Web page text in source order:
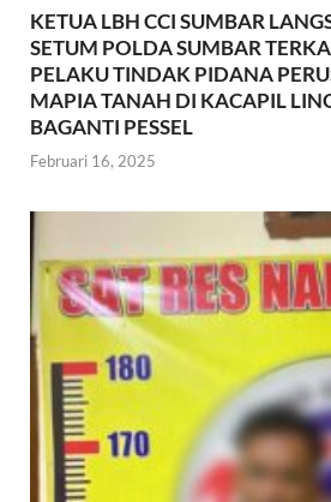
KETUA LBH CCI SUMBAR
SETUM POLDA SUMBAR
PELAKU TINDAK PIDANA
MAPIA TANAH DI KACAPIL
BAGANTI PESSEL
Februari 16, 2025